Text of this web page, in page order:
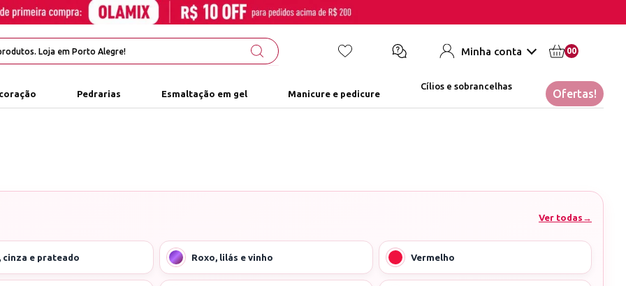
Minha conta 00
Pedrarias Esmaltação em gel Manicure e pedicure
Cílios e sobrancelhas
Ofertas!
Ver todas →
cinza e prateado Roxo, lilás e vinho Vermelho